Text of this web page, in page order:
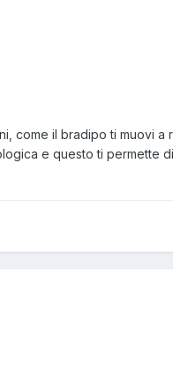
come il bradipo ti muovi
e questo ti permette